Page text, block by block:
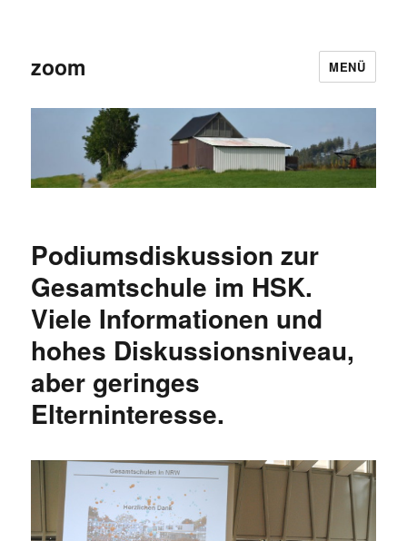
zoom MENÜ
Podiumsdiskussion zur
Gesamtschule im HSK.
Viele Informationen und
hohes Diskussionsniveau,
aber geringes
Elterninteresse.